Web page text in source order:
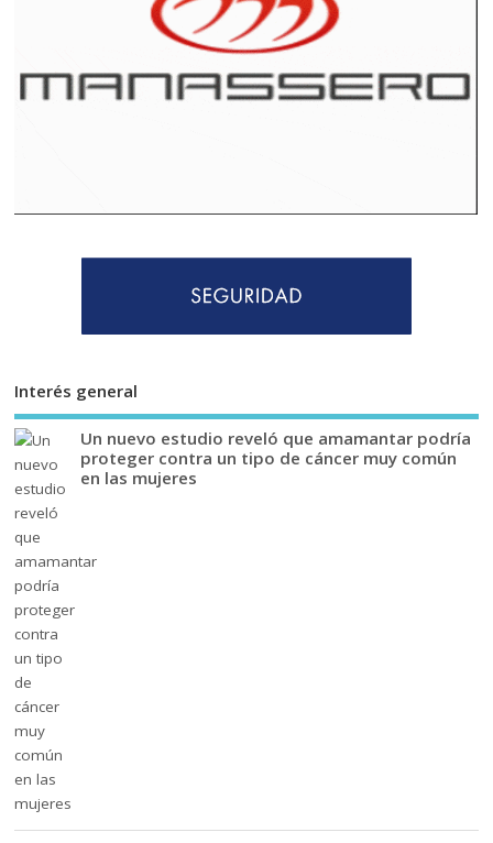
Interés general
Un nuevo estudio reveló que amamantar podría
proteger contra un tipo de cáncer muy común
en las mujeres